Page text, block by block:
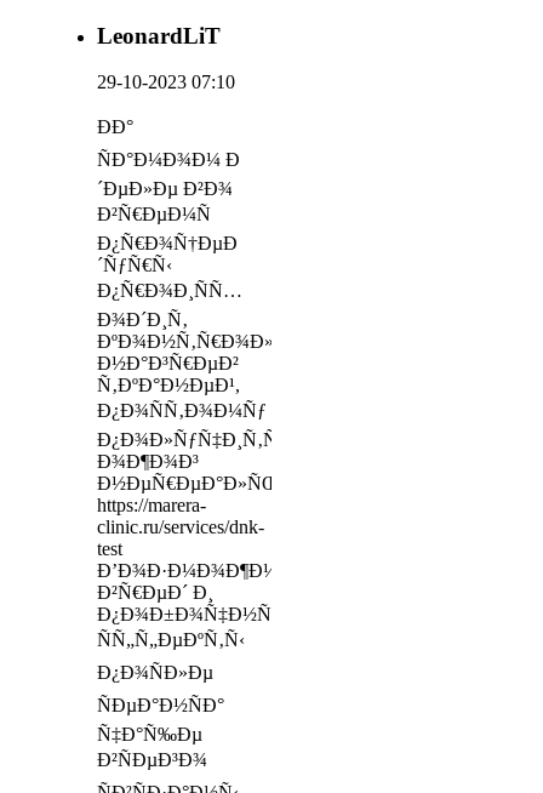
LeonardLiT
29-10-2023 07:10
ÐÐ°
ÑÐ°Ð¼Ð¾Ð¼ Ð
´ÐµÐ»Ðµ Ð²Ð¾
Ð²Ñ€ÐµÐ¼Ñ
Ð¿Ñ€Ð¾Ñ†ÐµÐ
´ÑƒÑ€Ñ‹
Ð¿Ñ€Ð¾Ð¸ÑÑ…
Ð¾Ð´Ð¸Ñ‚
ÐºÐ¾Ð½Ñ‚Ñ€Ð¾Ð»Ð¸Ñ€ÑƒÐµÐ¼Ñ‹Ð¹
Ð½Ð°Ð³Ñ€ÐµÐ²
Ñ‚ÐºÐ°Ð½ÐµÐ¹,
Ð¿Ð¾ÑÑ‚Ð¾Ð¼Ñƒ
Ð¿Ð¾Ð»ÑƒÑ‡Ð¸Ñ‚ÑŒ
Ð¾Ð¶Ð¾Ð³
Ð½ÐµÑ€ÐµÐ°Ð»ÑŒÐ½Ð¾
https://marera-
clinic.ru/services/dnk-
test
Ð’Ð¾Ð·Ð¼Ð¾Ð¶Ð½Ñ‹Ð¹
Ð²Ñ€ÐµÐ´ Ð¸
Ð¿Ð¾Ð±Ð¾Ñ‡Ð½Ñ‹Ðµ
ÑÑ„Ñ„ÐµÐºÑ‚Ñ‹
Ð¿Ð¾ÑÐ»Ðµ
ÑÐµÐ°Ð½ÑÐ°
Ñ‡Ð°Ñ‰Ðµ
Ð²ÑÐµÐ³Ð¾